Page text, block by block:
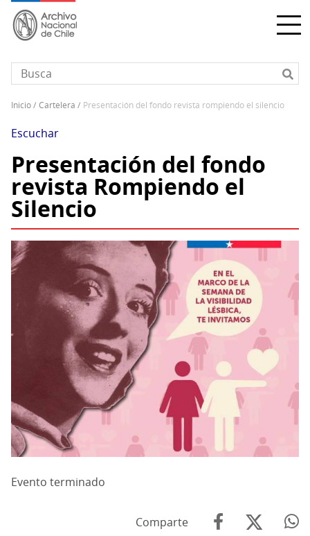
Pasar
contenido
principal
enlaces
de
ayuda
a
la
navegación
inicio cartelera presentación del fondo revista rompiendo el silencio
Escuchar
Presentación del fondo
revista Rompiendo el
Silencio
Evento terminado
Comparte